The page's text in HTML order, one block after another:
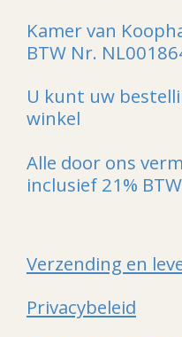
Kamer van
BTW Nr.
U kunt uw
winkel
Alle door ons
inclusief 21% BTW
Verzending en
Privacybeleid